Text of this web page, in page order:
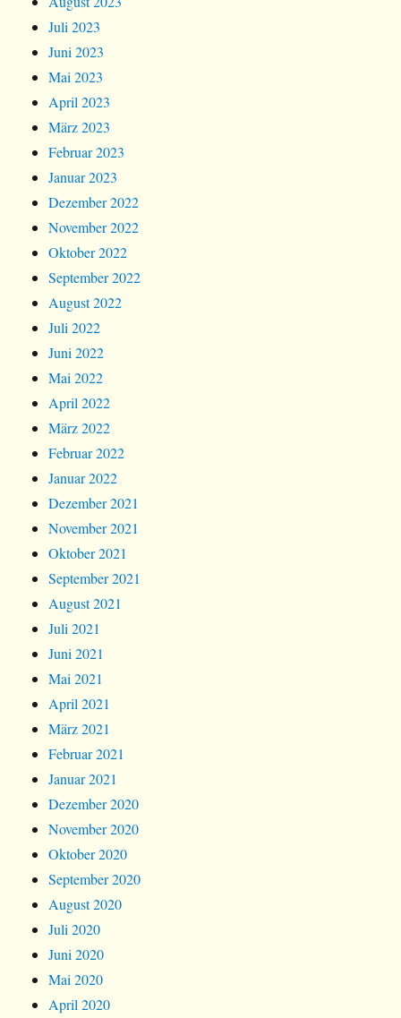
Juli 2023
Juni 2023
Mai 2023
April 2023
März 2023
Februar 2023
Januar 2023
Dezember 2022
November 2022
Oktober 2022
September 2022
August 2022
Juli 2022
Juni 2022
Mai 2022
April 2022
März 2022
Februar 2022
Januar 2022
Dezember 2021
November 2021
Oktober 2021
September 2021
August 2021
Juli 2021
Juni 2021
Mai 2021
April 2021
März 2021
Februar 2021
Januar 2021
Dezember 2020
November 2020
Oktober 2020
September 2020
August 2020
Juli 2020
Juni 2020
Mai 2020
April 2020